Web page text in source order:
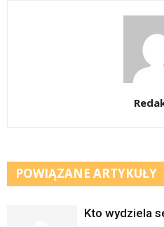
POWIĄZANE ARTYKUŁY
Kto wydziela